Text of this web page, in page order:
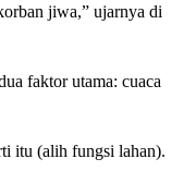
jiwa,” ujarnya di
faktor utama: cuaca
itu (alih fungsi lahan).